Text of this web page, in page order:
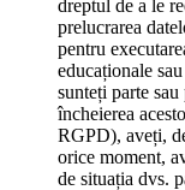
dreptul de a le
prelucrarea
pentru
educaționale
sunteți parte
încheierea
RGPD), aveți,
orice moment,
de situația dvs.